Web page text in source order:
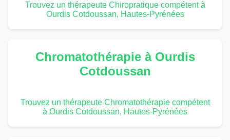
Trouvez un thérapeute Chiropratique compétent à
Ourdis Cotdoussan, Hautes-Pyrénées
Chromatothérapie à Ourdis
Cotdoussan
Trouvez un thérapeute Chromatothérapie compétent
à Ourdis Cotdoussan, Hautes-Pyrénées